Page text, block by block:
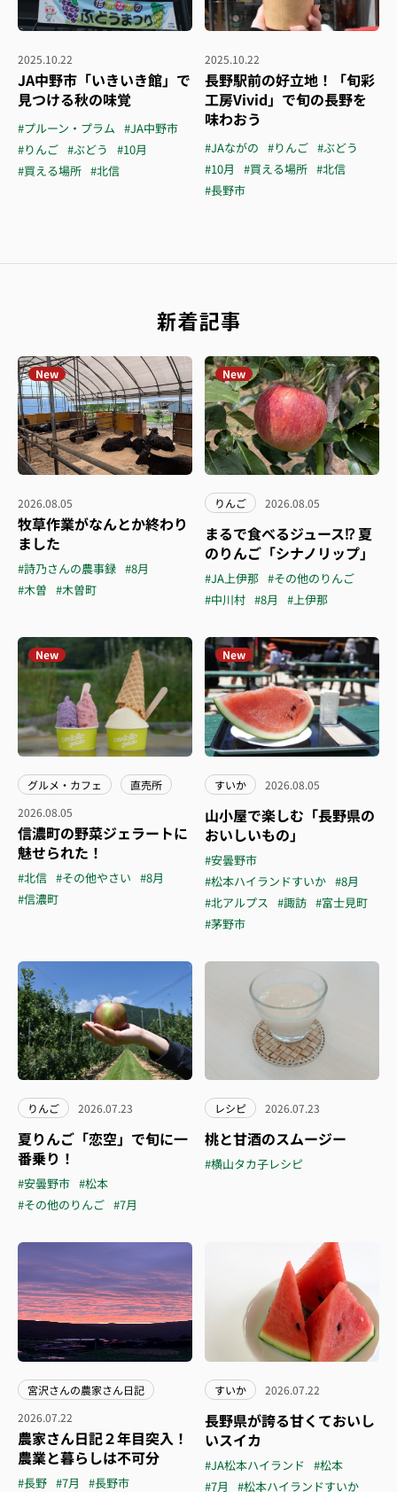
2025.10.22
JA中野市「いきいき館」で
見つける秋の味覚
#プルーン・プラム #JA中野市
#りんご #ぶどう
#10月
#買える場所 #北信
2025.10.22
長野駅前の好立地！「旬彩
工房Vivid」で旬の長野を
味わおう
#JAながの #りんご #ぶどう
#10月
#買える場所 #北信
#長野市
新着記事
New
2026.08.05
牧草作業がなんとか終わり
ました
#詩乃さんの農事録 #8月
#木曽 #木曽町
New
りんご 2026.08.05
まるで食べるジュース⁉︎ 夏
のりんご「シナノリップ」
#JA上伊那 #その他のりんご
#中川村 #8月 #上伊那
New
グルメ・カフェ
直売所
2026.08.05
信濃町の野菜ジェラートに
魅せられた！
#北信 #その他やさい #8月
#信濃町
New
すいか 2026.08.05
山小屋で楽しむ「長野県の
おいしいもの」
#安曇野市
#松本ハイランドすいか #8月
#北アルプス
#諏訪 #富士見町
#茅野市
りんご 2026.07.23
夏りんご「恋空」で旬に一
番乗り！
#安曇野市 #松本
#その他のりんご #7月
レシピ 2026.07.23
桃と甘酒のスムージー
#横山タカ子レシピ
宮沢さんの農家さん日記
2026.07.22
農家さん日記２年目突入！
農業と暮らしは不可分
#長野 #7月 #長野市
すいか 2026.07.22
長野県が誇る甘くておいし
いスイカ
#JA松本ハイランド #松本
#7月
#松本ハイランドすいか